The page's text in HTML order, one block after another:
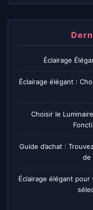
Éclairage
Éclairage élégant :
Choisir le
Guide d’achat :
de
Éclairage élégant